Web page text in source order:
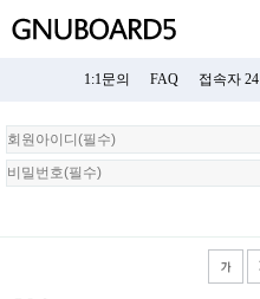
1:1문의 FAQ 접속자 24
회
원
로